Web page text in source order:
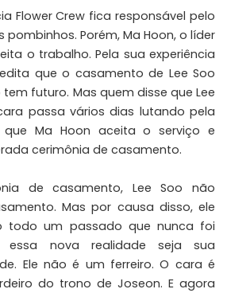
Flower Crew fica responsável pelo
Porém, Ma Hoon, o líder
o trabalho. Pela sua experiência
que o casamento de Lee Soo
futuro. Mas quem disse que Lee
passa vários dias lutando pela
Ma Hoon aceita o serviço e
cerimônia de casamento.
de casamento, Lee Soo não
Mas por causa disso, ele
todo um passado que nunca foi
essa nova realidade seja sua
Ele não é um ferreiro. O cara é
do trono de Joseon. E agora